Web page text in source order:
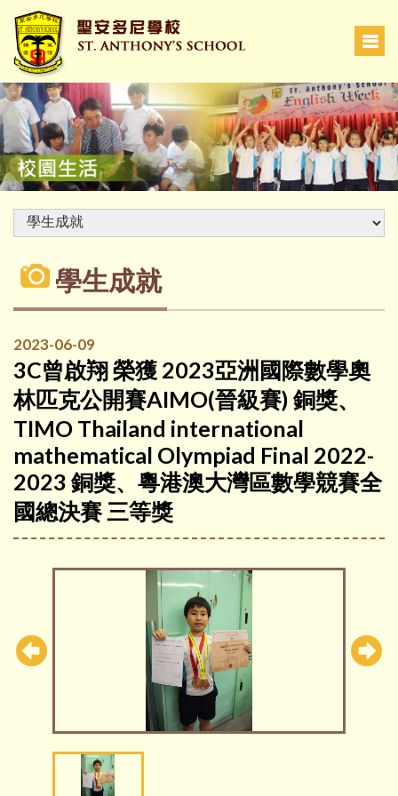
學生成就
2023-06-09
3C曾啟翔 榮獲 2023亞洲國際數學奧
林匹克公開賽AIMO(晉級賽) 銅獎、
TIMO Thailand international
mathematical Olympiad Final 2022-
2023 銅獎、粵港澳大灣區數學競賽全
國總決賽 三等獎